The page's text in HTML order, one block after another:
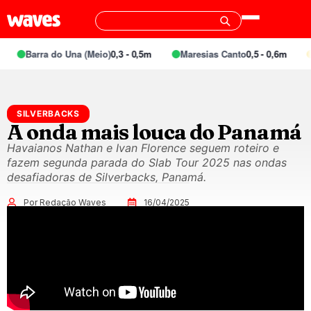
Barra do Una (Meio)0,3 - 0,5m Maresias Canto0,5 - 0,6m
SILVERBACKS
A onda mais louca do Panamá
Havaianos Nathan e Ivan Florence seguem roteiro e
fazem segunda parada do Slab Tour 2025 nas ondas
desafiadoras de Silverbacks, Panamá.
Por Redação Waves 16/04/2025